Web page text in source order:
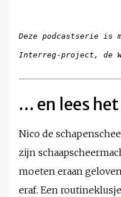
Deze podcastserie is
Interreg-project, de
… en lees
Nico de
zijn
moeten eraan
eraf. Een